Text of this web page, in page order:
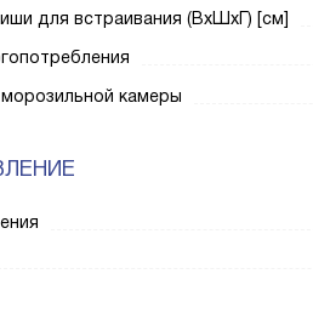
для встраивания (ВxШxГ) [см]
камеры